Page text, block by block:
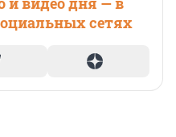
сетях